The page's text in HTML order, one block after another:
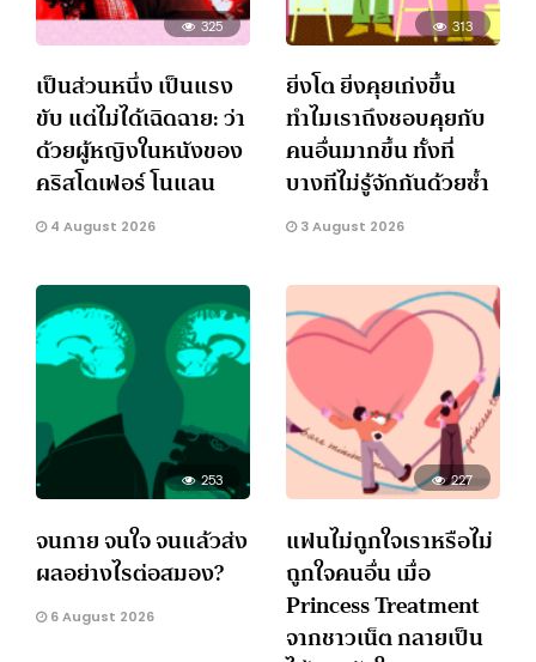
325
เป็นส่วนหนึ่ง เป็นแรง
ขับ แต่ไม่ได้เฉิดฉาย: ว่า
ด้วยผู้หญิงในหนังของ
คริสโตเฟอร์ โนแลน
4 August 2026
313
ยิ่งโต ยิ่งคุยเก่งขึ้น
ทำไมเราถึงชอบคุยกับ
คนอื่นมากขึ้น ทั้งที่
บางทีไม่รู้จักกันด้วยซ้ำ
3 August 2026
253
จนกาย จนใจ จนแล้วส่ง
ผลอย่างไรต่อสมอง?
6 August 2026
227
แฟนไม่ถูกใจเราหรือไม่
ถูกใจคนอื่น เมื่อ
Princess Treatment
จากชาวเน็ต กลายเป็น